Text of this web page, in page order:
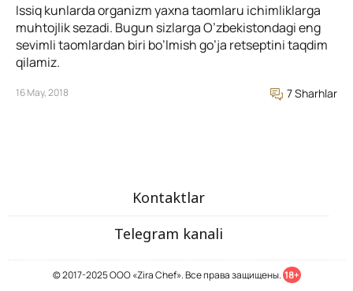
Issiq kunlarda organizm yaxna taomlaru ichimliklarga
muhtojlik sezadi. Bugun sizlarga O’zbekistondagi eng
sevimli taomlardan biri bo’lmish go’ja retseptini taqdim
qilamiz.
16 May, 2018 7 Sharhlar
Kontaktlar
Telegram kanali
© 2017-2025 ООО «Zira Chef». Все права защищены. 18+